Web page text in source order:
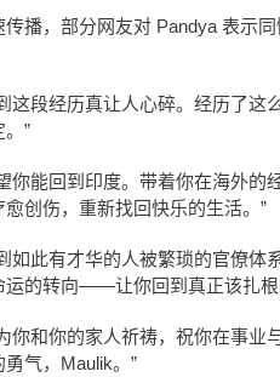
播，部分网友对 Pandya 表示
这段经历真让人心碎。经历了这
”
你能回到印度。带着你在海外的
创伤，重新找回快乐的生活。”
如此有才华的人被繁琐的官僚体
运的转向——让你回到真正该扎根
你和你的家人祈祷，祝你在事业
气，Maulik。”